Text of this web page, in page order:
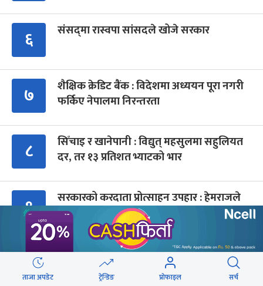
६ संसद्‍मा रास्वपा सांसदले खोजे सरकार
७
शैक्षिक क्रेडिट बैंक : विदेशमा अध्ययन पूरा नगरी
फर्किए नेपालमा निरन्तरता
८
सिँचाइ र खानेपानी : विद्युत् महसुलमा सहुलियत
दर, तर १३ प्रतिशत भ्याटको भार
९
सरकारको करदाता प्रोत्साहन उपहार : हेमराजले
जिते १० लाख
Advertisment
ताजा अपडेट ट्रेन्डिङ प्रोफाइल सर्च